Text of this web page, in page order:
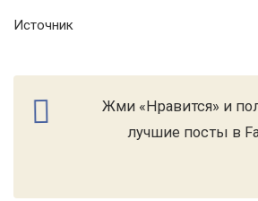
Источник
Жми «Нравится» и
лучшие посты в